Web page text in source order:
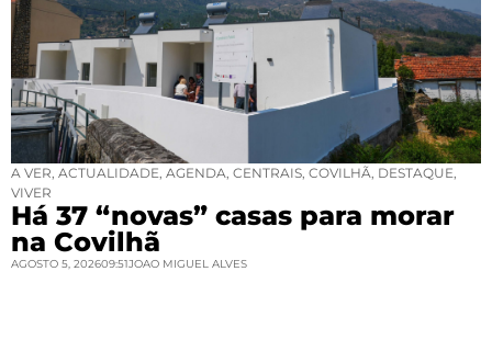
A VER, ACTUALIDADE, AGENDA, CENTRAIS, COVILHÃ, DESTAQUE,
VIVER
Há 37 “novas” casas para morar
na Covilhã
AGOSTO 5, 202609:51JOAO MIGUEL ALVES